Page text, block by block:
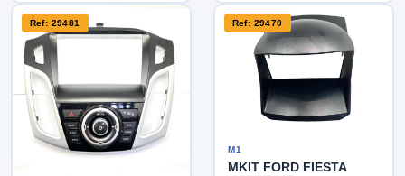
Ref: 29481 Ref: 29470
M1
MKIT FORD FIESTA